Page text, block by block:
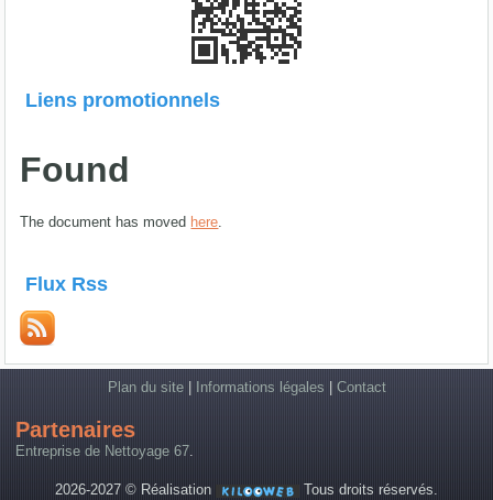
Liens promotionnels
Found
The document has moved here
Flux Rss
Plan du site| Informations légales Contact
Partenaires
Entreprise de Nettoyage 67.
2026-2027 © Réalisation Tous droits réservés.